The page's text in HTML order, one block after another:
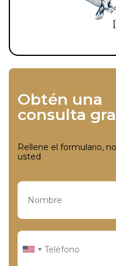
Obtén una
consulta
Rellene el formulario,
usted